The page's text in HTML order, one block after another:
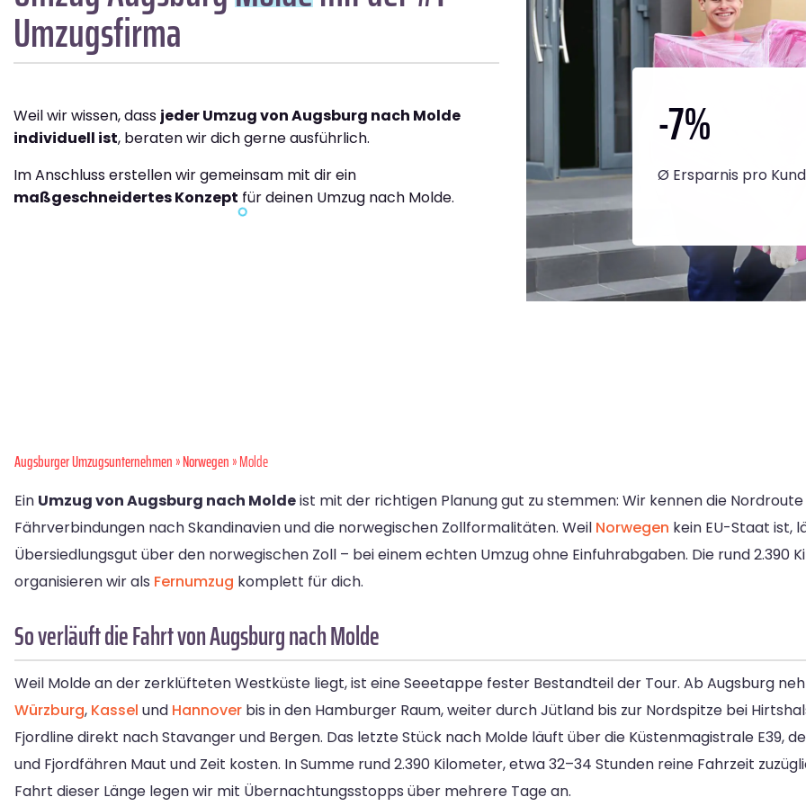
Umzugsfirma
Weil wir wissen, dass jeder Umzug von Augsburg nach Molde
individuell ist, beraten wir dich gerne ausführlich.
Im Anschluss erstellen wir gemeinsam mit dir ein
maßgeschneidertes Konzept für deinen Umzug nach Molde.
-7%
Ø Ersparnis pro
Augsburger Umzugsunternehmen»Norwegen» Molde
Ein Umzug von Augsburg nach Moldeist mit der richtigen Planung gut zu stemmen: Wir kennen die
Fährverbindungen nach Skandinavien und die norwegischen Zollformalitäten. Weil Norwegen kein EU-Staat ist,
Übersiedlungsgut über den norwegischen Zoll – bei einem echten Umzug ohne Einfuhrabgaben. Die rund 2.390
organisieren wir als Fernumzug komplett für dich.
So verläuft die Fahrt von Augsburg nach Molde
Weil Molde an der zerklüfteten Westküste liegt, ist eine Seeetappe fester Bestandteil der Tour. Ab Augsburg
Würzburg, Kassel und Hannover bis in den Hamburger Raum, weiter durch Jütland bis zur Nordspitze bei
Fjordline direkt nach Stavanger und Bergen. Das letzte Stück nach Molde läuft über die Küstenmagistrale E39,
und Fjordfähren Maut und Zeit kosten. In Summe rund 2.390 Kilometer, etwa 32–34 Stunden reine Fahrzeit
Fahrt dieser Länge legen wir mit Übernachtungsstopps über mehrere Tage an.